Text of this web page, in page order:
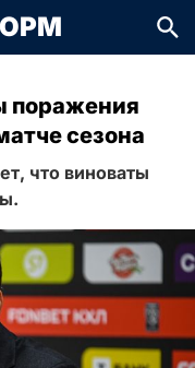
поражения
сезона
что виноваты